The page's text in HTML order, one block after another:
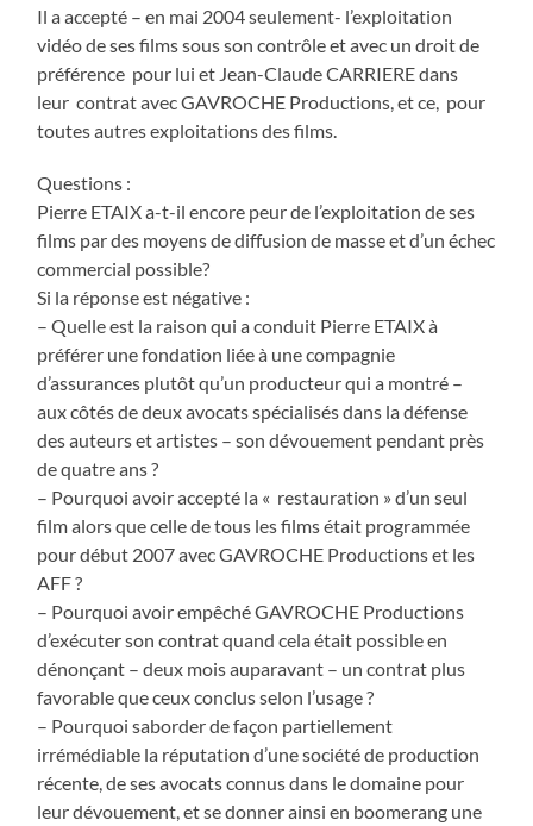
Il a accepté – en mai 2004 seulement- l’exploitation
vidéo de ses films sous son contrôle et avec un droit de
préférence pour lui et Jean-Claude CARRIERE dans
leur contrat avec GAVROCHE Productions, et ce, pour
toutes autres exploitations des films.
Questions :
Pierre ETAIX a-t-il encore peur de l’exploitation de ses
films par des moyens de diffusion de masse et d’un échec
commercial possible?
Si la réponse est négative :
– Quelle est la raison qui a conduit Pierre ETAIX à
préférer une fondation liée à une compagnie
d’assurances plutôt qu’un producteur qui a montré –
aux côtés de deux avocats spécialisés dans la défense
des auteurs et artistes – son dévouement pendant près
de quatre ans ?
– Pourquoi avoir accepté la « restauration » d’un seul
film alors que celle de tous les films était programmée
pour début 2007 avec GAVROCHE Productions et les
AFF ?
– Pourquoi avoir empêché GAVROCHE Productions
d’exécuter son contrat quand cela était possible en
dénonçant – deux mois auparavant – un contrat plus
favorable que ceux conclus selon l’usage ?
– Pourquoi saborder de façon partiellement
irrémédiable la réputation d’une société de production
récente, de ses avocats connus dans le domaine pour
leur dévouement, et se donner ainsi en boomerang une